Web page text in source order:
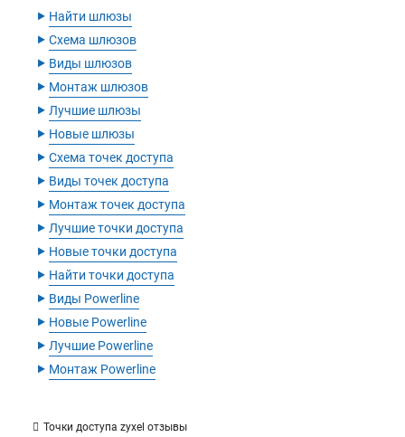
‣ Найти шлюзы
‣ Схема шлюзов
‣ Виды шлюзов
‣ Монтаж шлюзов
‣ Лучшие шлюзы
‣ Новые шлюзы
‣ Схема точек доступа
‣ Виды точек доступа
‣ Монтаж точек доступа
‣ Лучшие точки доступа
‣ Новые точки доступа
‣ Найти точки доступа
‣ Виды Powerline
‣ Новые Powerline
‣ Лучшие Powerline
‣ Монтаж Powerline
Точки доступа zyxel отзывы